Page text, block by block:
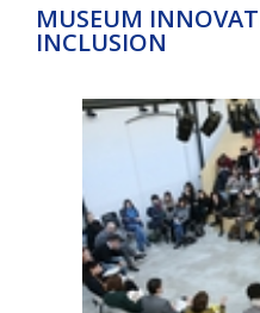
MUSEUM
INCLUSION